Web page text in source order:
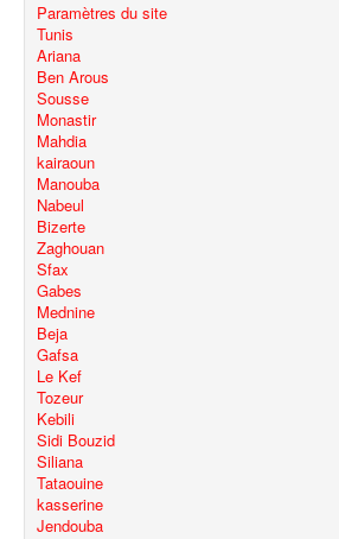
Paramètres du site
Tunis
Ariana
Ben Arous
Sousse
Monastir
Mahdia
kairaoun
Manouba
Nabeul
Bizerte
Zaghouan
Sfax
Gabes
Mednine
Beja
Gafsa
Le Kef
Tozeur
Kebili
Sidi Bouzid
Siliana
Tataouine
kasserine
Jendouba